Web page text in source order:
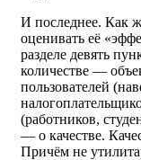
И последнее. Как
оценивать её
разделе девять
количестве —
пользователей
(работников,
— о качестве.
Причём не